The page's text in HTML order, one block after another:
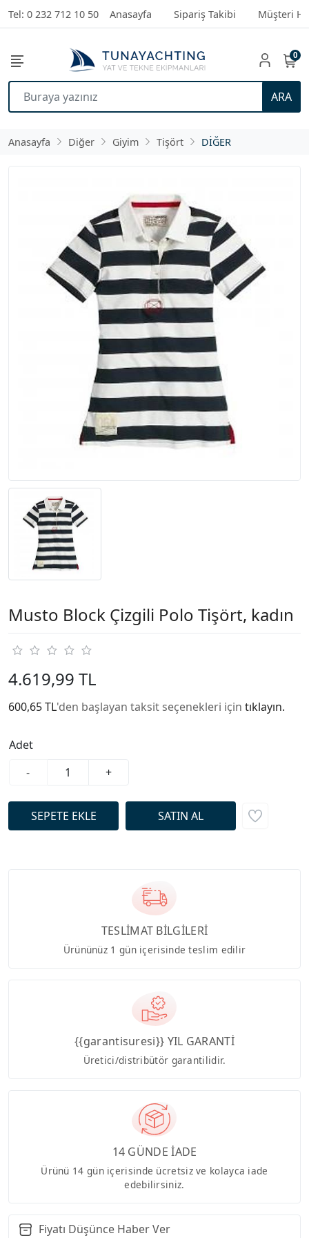
Tel: 0 232 712 10 50 Anasayfa Sipariş Takibi Müşteri
ARA
0
Anasayfa Diğer Giyim Tişört DİĞER
Musto Block Çizgili Polo Tişört, kadın
4.619,99 TL
600,65 TL'den başlayan taksit seçenekleri için tıklayın.
Adet
-
+
TESLİMAT BİLGİLERİ
Ürününüz 1 gün içerisinde teslim edilir
{{garantisuresi}} YIL GARANTİ
Üretici/distribütör garantilidir.
14 GÜNDE İADE
Ürünü 14 gün içerisinde ücretsiz ve kolayca iade
edebilirsiniz.
Fiyatı Düşünce Haber Ver